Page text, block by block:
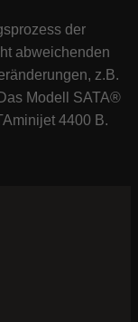
der
abweichenden
z.B.
Modell SATA®
4400 B.